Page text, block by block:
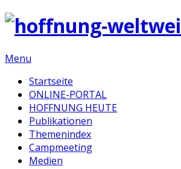
Menu
Startseite
ONLINE-PORTAL
HOFFNUNG HEUTE
Publikationen
Themenindex
Campmeeting
Medien